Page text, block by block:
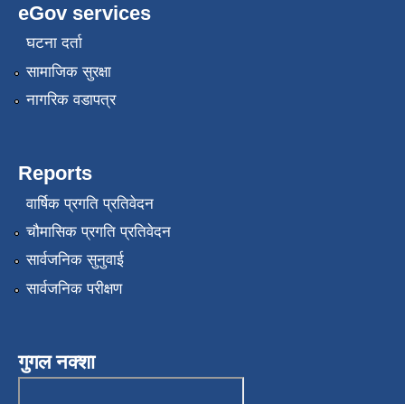
eGov services
घटना दर्ता
सामाजिक सुरक्षा
नागरिक वडापत्र
Reports
वार्षिक प्रगति प्रतिवेदन
चौमासिक प्रगति प्रतिवेदन
सार्वजनिक सुनुवाई
सार्वजनिक परीक्षण
गुगल नक्शा